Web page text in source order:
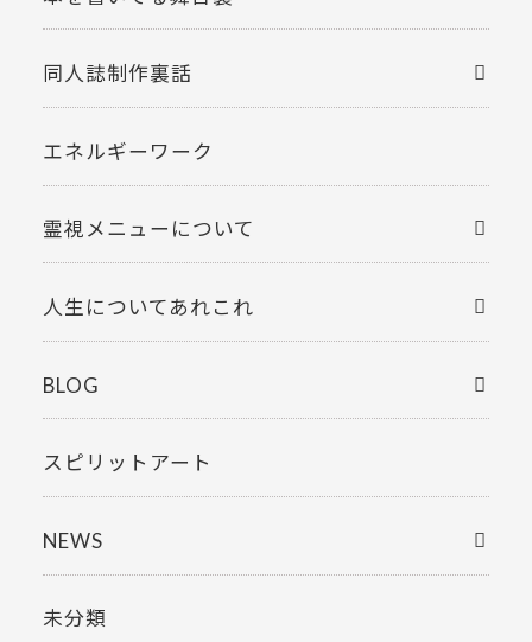
同人誌制作裏話
エネルギーワーク
霊視メニューについて
人生についてあれこれ
BLOG
スピリットアート
NEWS
未分類